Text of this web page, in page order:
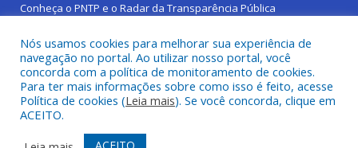
Conheça o PNTP e o Radar da Transparência Pública
Todos os direitos reservados a Prefeitura Municipal de São
Sebastião da Boa Vista.
Frequência Online Mapa do Site
Nós usamos cookies para melhorar sua experiência de
navegação no portal. Ao utilizar nosso portal, você
concorda com a política de monitoramento de cookies.
Para ter mais informações sobre como isso é feito, acesse
Política de cookies (Leia mais). Se você concorda, clique em
ACEITO.